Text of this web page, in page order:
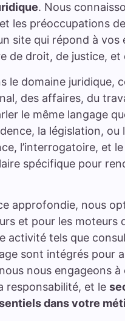
. Nous
les préoccupations
site qui répond à vos
de droit, de justice, et
le domaine juridique,
des affaires, du
le même langage
la législation, ou
l’interrogatoire, et
spécifique pour
approfondie, nous
et pour les moteurs
activité tels que
sont intégrés pour
nous engageons
responsabilité, et le
dans votre